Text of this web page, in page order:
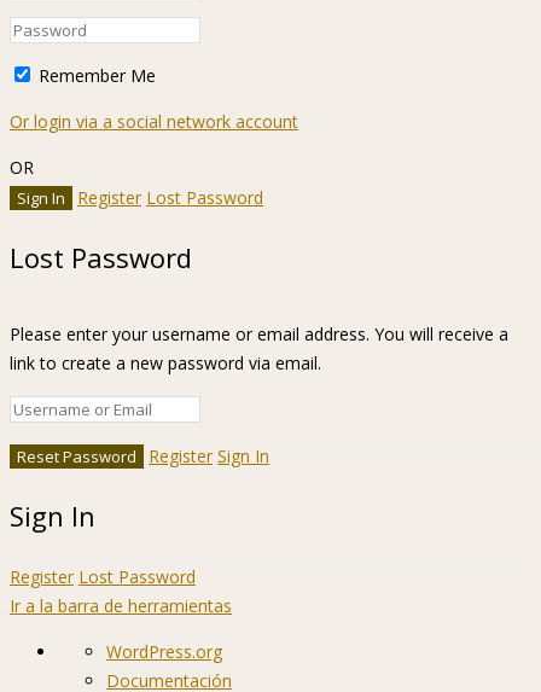
Remember Me
Or login via a social network account
OR
Register Lost Password
Lost Password
Please enter your username or email address. You will receive a
link to create a new password via email.
Register Sign In
Sign In
Register Lost Password
Ir a la barra de herramientas
AcercaWordPress.org
Documentación